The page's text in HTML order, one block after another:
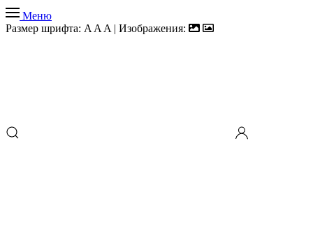
Меню
Размер шрифта: A A A | Изображения: